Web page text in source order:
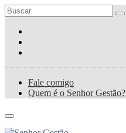
Fale comigo
Quem é o Senhor Gestão?